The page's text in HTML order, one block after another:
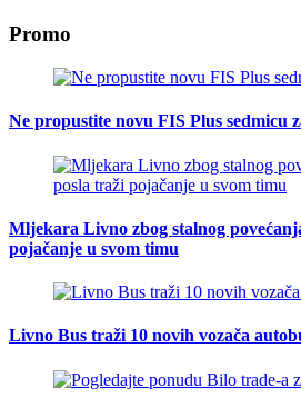
Promo
Ne propustite novu FIS Plus sedmicu
Mljekara Livno zbog stalnog
pojačanje u svom timu
Livno Bus traži 10 novih vozača